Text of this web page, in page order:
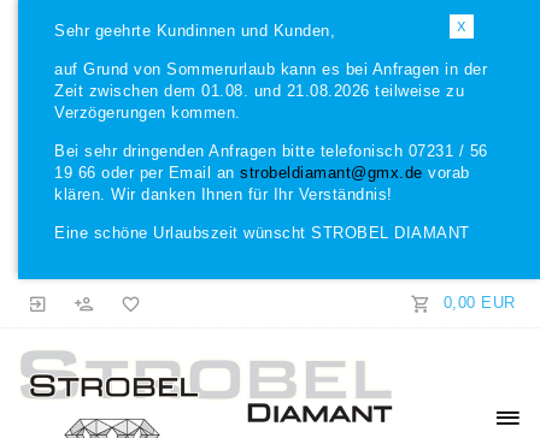
X
Sehr geehrte Kundinnen und Kunden,
auf Grund von Sommerurlaub kann es bei Anfragen in der
Zeit zwischen dem 01.08. und 21.08.2026 teilweise zu
Verzögerungen kommen.
Bei sehr dringenden Anfragen bitte telefonisch 07231 / 56
19 66 oder per Email an strobeldiamant@gmx.de vorab
klären. Wir danken Ihnen für Ihr Verständnis!
Eine schöne Urlaubszeit wünscht STROBEL DIAMANT
0,00 EUR